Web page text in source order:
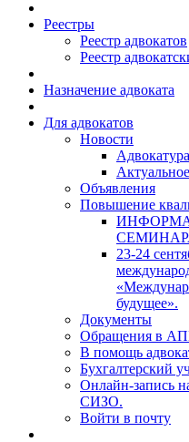
Реестры
Реестр адвокатов
Реестр
Назначение адвоката
Для адвокатов
Новости
Адвокатура
Актуальное
Объявления
Повышение
23-24
будущее».
Документы
Обращения в
В помощь
Бухгалтерский
Онлайн-запись
СИЗО.
Войти в почту